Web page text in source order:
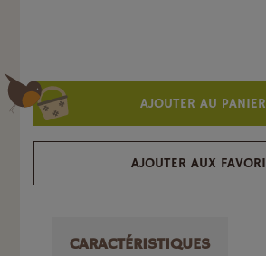
AJOUTER AU PANIER
AJOUTER AUX
CARACTÉRISTIQUES